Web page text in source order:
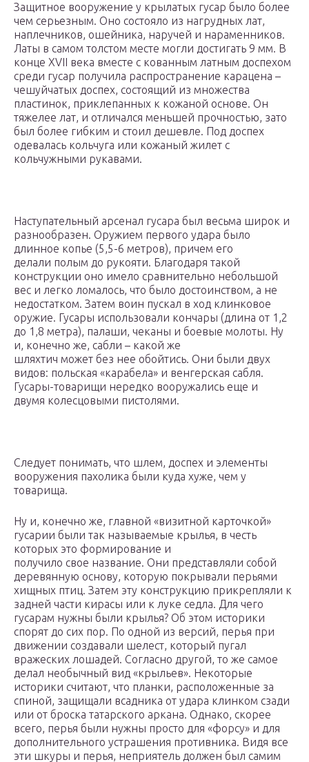
Защитное вооружение у крылатых гусар было более
чем серьезным. Оно состояло из нагрудных лат,
наплечников, ошейника, наручей и нараменников.
Латы в самом толстом месте могли достигать 9 мм. В
конце XVII века вместе с кованным латным доспехом
среди гусар получила распространение карацена –
чешуйчатых доспех, состоящий из множества
пластинок, приклепанных к кожаной основе. Он
тяжелее лат, и отличался меньшей прочностью, зато
был более гибким и стоил дешевле. Под доспех
одевалась кольчуга или кожаный жилет с
кольчужными рукавами.
Наступательный арсенал гусара был весьма широк и
разнообразен. Оружием первого удара было
длинное копье (5,5-6 метров), причем его
делали полым до рукояти. Благодаря такой
конструкции оно имело сравнительно небольшой
вес и легко ломалось, что было достоинством, а не
недостатком. Затем воин пускал в ход клинковое
оружие. Гусары использовали кончары (длина от 1,2
до 1,8 метра), палаши, чеканы и боевые молоты. Ну
и, конечно же, сабли – какой же
шляхтич может без нее обойтись. Они были двух
видов: польская «карабела» и венгерская сабля.
Гусары-товарищи нередко вооружались еще и
двумя колесцовыми пистолями.
Следует понимать, что шлем, доспех и элементы
вооружения пахолика были куда хуже, чем у
товарища.
Ну и, конечно же, главной «визитной карточкой»
гусарии были так называемые крылья, в честь
которых это формирование и
получило свое название. Они представляли собой
деревянную основу, которую покрывали перьями
хищных птиц. Затем эту конструкцию прикрепляли к
задней части кирасы или к луке седла. Для чего
гусарам нужны были крылья? Об этом историки
спорят до сих пор. По одной из версий, перья при
движении создавали шелест, который пугал
вражеских лошадей. Согласно другой, то же самое
делал необычный вид «крыльев». Некоторые
историки считают, что планки, расположенные за
спиной, защищали всадника от удара клинком сзади
или от броска татарского аркана. Однако, скорее
всего, перья были нужны просто для «форсу» и для
дополнительного устрашения противника. Видя все
эти шкуры и перья, неприятель должен был самим